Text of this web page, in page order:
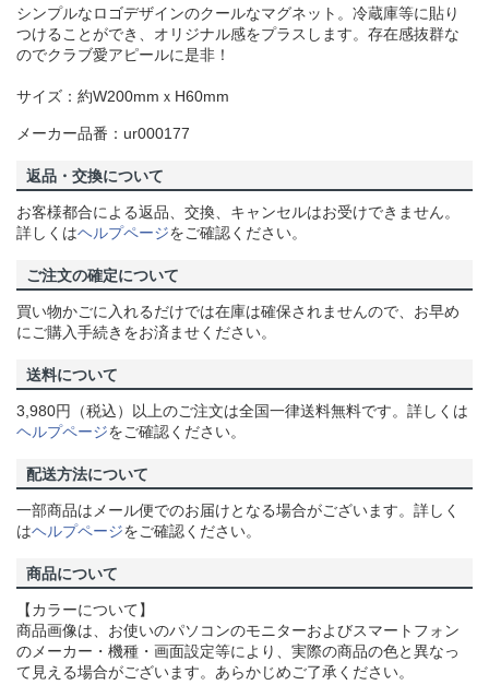
シンプルなロゴデザインのクールなマグネット。冷蔵庫等に貼り
つけることができ、オリジナル感をプラスします。存在感抜群な
のでクラブ愛アピールに是非！
サイズ：約W200mmｘH60mm
メーカー品番：ur000177
返品・交換について
お客様都合による返品、交換、キャンセルはお受けできません。
詳しくはヘルプページをご確認ください。
ご注文の確定について
買い物かごに入れるだけでは在庫は確保されませんので、お早め
にご購入手続きをお済ませください。
送料について
3,980円（税込）以上のご注文は全国一律送料無料です。詳しくは
ヘルプページをご確認ください。
配送方法について
一部商品はメール便でのお届けとなる場合がございます。詳しく
はヘルプページをご確認ください。
商品について
【カラーについて】
商品画像は、お使いのパソコンのモニターおよびスマートフォン
のメーカー・機種・画面設定等により、実際の商品の色と異なっ
て見える場合がございます。あらかじめご了承ください。